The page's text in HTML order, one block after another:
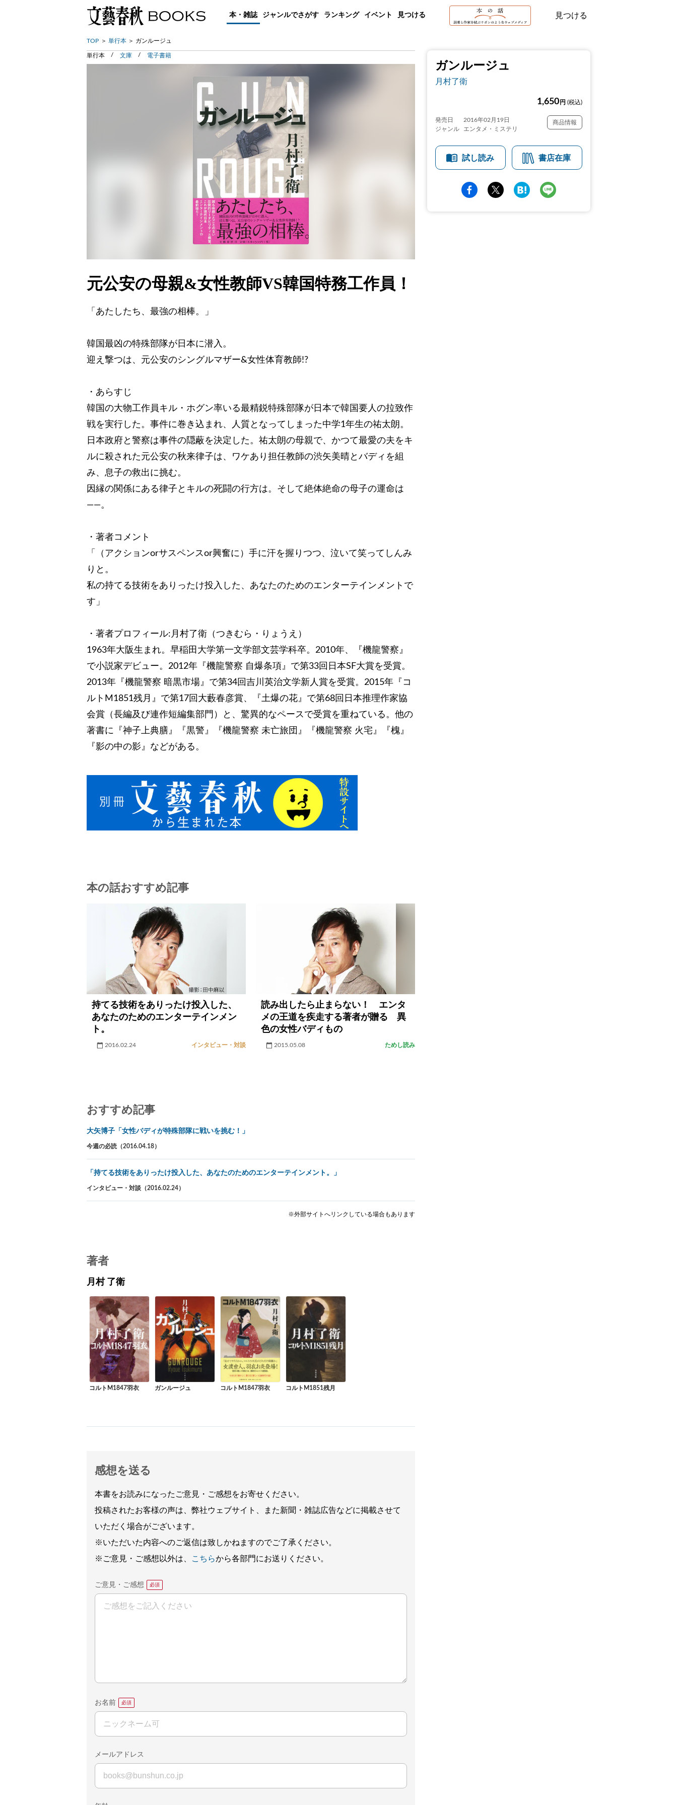
本・雑誌 ジャンルでさがす ランキング イベント 見つける 見つける
TOP 単行本 ガンルージュ
ガンルージュ
月村了衛
1,650 円 (税込)
発売日
2016年02月19日
ジャンル
エンタメ・ミステリ
商品情報
試し読み 書店在庫
単行本 文庫 電子書籍
元公安の母親&女性教師VS韓国特務工作員！
「あたしたち、最強の相棒。」
韓国最凶の特殊部隊が日本に潜入。
迎え撃つは、元公安のシングルマザー&女性体育教師!?
・あらすじ
韓国の大物工作員キル・ホグン率いる最精鋭特殊部隊が日本で韓国要人の拉致作
戦を実行した。事件に巻き込まれ、人質となってしまった中学1年生の祐太朗。
日本政府と警察は事件の隠蔽を決定した。祐太朗の母親で、かつて最愛の夫をキ
ルに殺された元公安の秋来律子は、ワケあり担任教師の渋矢美晴とバディを組
み、息子の救出に挑む。
因縁の関係にある律子とキルの死闘の行方は。そして絶体絶命の母子の運命は
――。
・著者コメント
「（アクションorサスペンスor興奮に）手に汗を握りつつ、泣いて笑ってしんみ
りと。
私の持てる技術をありったけ投入した、あなたのためのエンターテインメントで
す」
・著者プロフィール:月村了衛（つきむら・りょうえ）
1963年大阪生まれ。早稲田大学第一文学部文芸学科卒。2010年、『機龍警察』
で小説家デビュー。2012年『機龍警察 自爆条項』で第33回日本SF大賞を受賞。
2013年『機龍警察 暗黒市場』で第34回吉川英治文学新人賞を受賞。2015年『コ
ルトM1851残月』で第17回大藪春彦賞、『土爆の花』で第68回日本推理作家協
会賞（長編及び連作短編集部門）と、驚異的なペースで受賞を重ねている。他の
著書に『神子上典膳』『黒警』『機龍警察 未亡旅団』『機龍警察 火宅』『槐』
『影の中の影』などがある。
本の話おすすめ記事
持てる技術をありったけ投入した、
あなたのためのエンターテインメン
ト。
2016.02.24 インタビュー・対談
読み出したら止まらない！ エンタ
メの王道を疾走する著者が贈る 異
色の女性バディもの
2015.05.08 ためし読み
おすすめ記事
大矢博子「女性バディが特殊部隊に戦いを挑む！」
今週の必読（2016.04.18）
「持てる技術をありったけ投入した、あなたのためのエンターテインメント。」
インタビュー・対談（2016.02.24）
※外部サイトへリンクしている場合もあります
著者
月村 了衛
コルトM1847羽衣 ガンルージュ コルトM1847羽衣 コルトM1851残月
感想を送る
本書をお読みになったご意見・ご感想をお寄せください。
投稿されたお客様の声は、弊社ウェブサイト、また新聞・雑誌広告などに掲載させて
いただく場合がございます。
※いただいた内容へのご返信は致しかねますのでご了承ください。
※ご意見・ご感想以外は、
こちらから各部門にお送りください。
ご意見・ご感想
お名前
メールアドレス